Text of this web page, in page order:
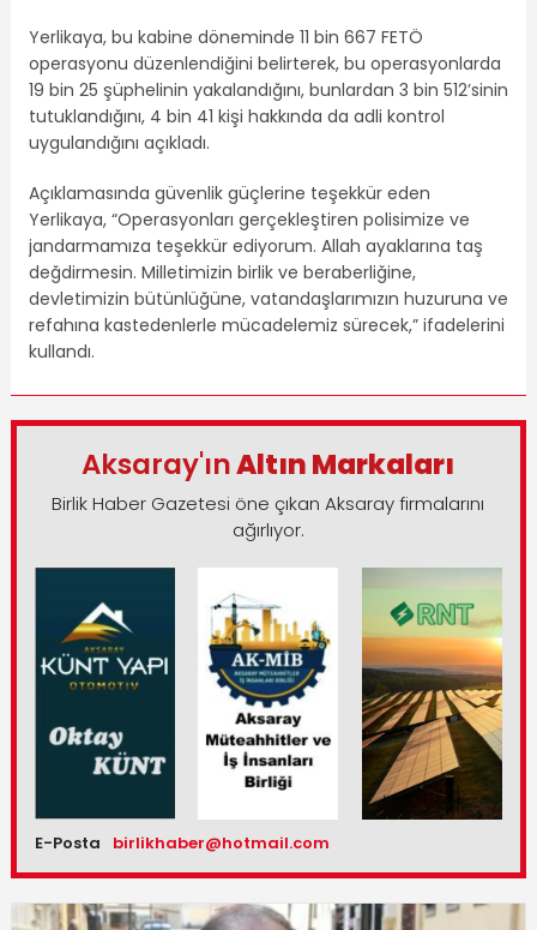
Yerlikaya, bu kabine döneminde 11 bin 667 FETÖ
operasyonu düzenlendiğini belirterek, bu operasyonlarda
19 bin 25 şüphelinin yakalandığını, bunlardan 3 bin 512’sinin
tutuklandığını, 4 bin 41 kişi hakkında da adli kontrol
uygulandığını açıkladı.
Açıklamasında güvenlik güçlerine teşekkür eden
Yerlikaya, “Operasyonları gerçekleştiren polisimize ve
jandarmamıza teşekkür ediyorum. Allah ayaklarına taş
değdirmesin. Milletimizin birlik ve beraberliğine,
devletimizin bütünlüğüne, vatandaşlarımızın huzuruna ve
refahına kastedenlerle mücadelemiz sürecek,” ifadelerini
kullandı.
Aksaray'ınAltın Markaları
Birlik Haber Gazetesi öne çıkan Aksaray firmalarını
ağırlıyor.
E-Posta birlikhaber@hotmail.com